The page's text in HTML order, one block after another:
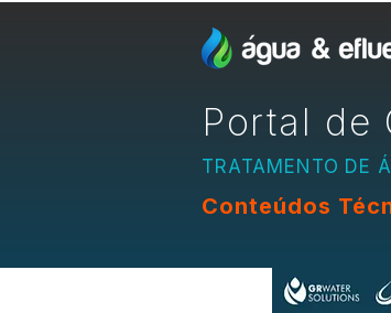
Portal de
TRATAMENTO DE
Conteúdos